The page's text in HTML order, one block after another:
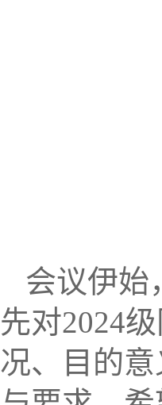
会议伊始
先对2024
况、目的